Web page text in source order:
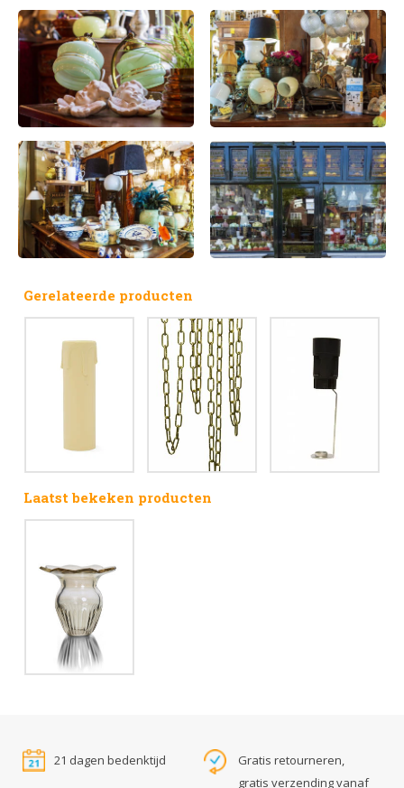
Gerelateerde producten
Laatst bekeken producten
21 dagen bedenktijd
Gratis retourneren,
gratis verzending vanaf